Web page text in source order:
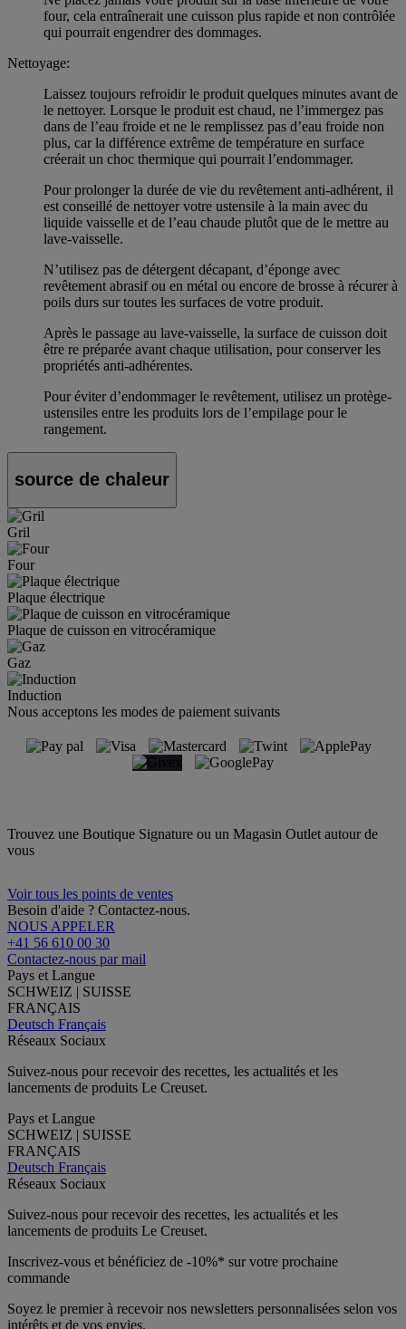
four, cela entraînerait une cuisson plus rapide et non contrôlée
qui pourrait engendrer des dommages.
Nettoyage:
Laissez toujours refroidir le produit quelques minutes avant de
le nettoyer. Lorsque le produit est chaud, ne l’immergez pas
dans de l’eau froide et ne le remplissez pas d’eau froide non
plus, car la différence extrême de température en surface
créerait un choc thermique qui pourrait l’endommager.
Pour prolonger la durée de vie du revêtement anti-adhérent, il
est conseillé de nettoyer votre ustensile à la main avec du
liquide vaisselle et de l’eau chaude plutôt que de le mettre au
lave-vaisselle.
N’utilisez pas de détergent décapant, d’éponge avec
revêtement abrasif ou en métal ou encore de brosse à récurer à
poils durs sur toutes les surfaces de votre produit.
Après le passage au lave-vaisselle, la surface de cuisson doit
être re préparée avant chaque utilisation, pour conserver les
propriétés anti-adhérentes.
Pour éviter d’endommager le revêtement, utilisez un protège-
ustensiles entre les produits lors de l’empilage pour le
rangement.
source de chaleur
Gril
Four
Plaque électrique
Plaque de cuisson en vitrocéramique
Gaz
Induction
Nous acceptons les modes de paiement suivants
Trouvez une Boutique Signature ou un Magasin Outlet autour de
vous
Voir tous les points de ventes
Besoin d'aide ? Contactez-nous.
NOUS APPELER
+41 56 610 00 30
Contactez-nous par mail
Pays et Langue
SCHWEIZ | SUISSE
FRANÇAIS
Deutsch Français
Réseaux Sociaux
Suivez-nous pour recevoir des recettes, les actualités et les
lancements de produits Le Creuset.
Pays et Langue
SCHWEIZ | SUISSE
FRANÇAIS
Deutsch Français
Réseaux Sociaux
Suivez-nous pour recevoir des recettes, les actualités et les
lancements de produits Le Creuset.
Inscrivez-vous et bénéficiez de -10%* sur votre prochaine
commande
Soyez le premier à recevoir nos newsletters personnalisées selon vos
intérêts et de vos envies.